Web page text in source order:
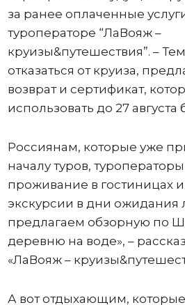
за ранее оплаченные
туроператоре “ЛаВояж –
круизы&путешествия”. –
отказаться от круиза,
возврат и сертификат,
использовать до 27 августа
Россиянам, которые уже
началу туров,
проживание в гостиницах
экскурсии в дни ожидания
предлагаем обзорную по
деревню на воде», –
«ЛаВояж –
А вот отдыхающим,